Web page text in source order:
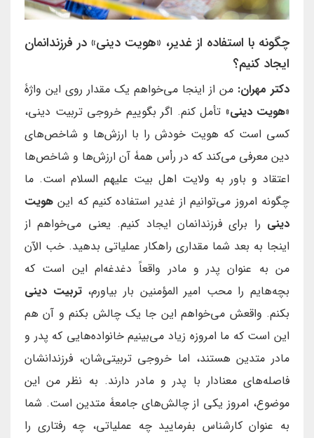
چگونه با استفاده از غدیر، «هویت دینی» در فرزندانمان
ایجاد کنیم؟
دکتر مهران: من از اینجا می‌خواهم یک مقدار روی این واژۀ
«هویت دینی» تأمل کنم. اگر بگوییم خروجی تربیت دینی،
کسی است که هویت خودش را با ارزش‌ها و شاخص‌های
دین معرفی می‌کند که در رأس همۀ آن ارزش‌ها و شاخص‌ها
اعتقاد و باور به ولایت اهل بیت علیهم السلام است. ما
چگونه امروز می‌توانیم از غدیر استفاده کنیم که این هویت
دینی را برای فرزندانمان ایجاد کنیم. یعنی می‌خواهم از
اینجا به بعد شما مقداری راهکار عملیاتی بدهید. خب الآن
من به عنوان پدر و مادر واقعاً دغدغه‌ام این است که
بچه‌هایم را محب امیر المؤمنین بار بیاورم،تربیت دینی
بکنم. واقعش می‌خواهم این جا یک چالش بکنم و آن هم
این است که ما امروزه زیاد می‌بینیم خانواده‌هایی که پدر و
مادر متدین هستند، اما خروجی تربیتی‌شان، فرزندانشان
فاصله‌های معنادار با پدر و مادر دارند. به نظر من این
موضوع، امروز یکی از چالش‌های جامعۀ متدین است. شما
به عنوان کارشناس بفرمایید چه عملیاتی، چه رفتاری را